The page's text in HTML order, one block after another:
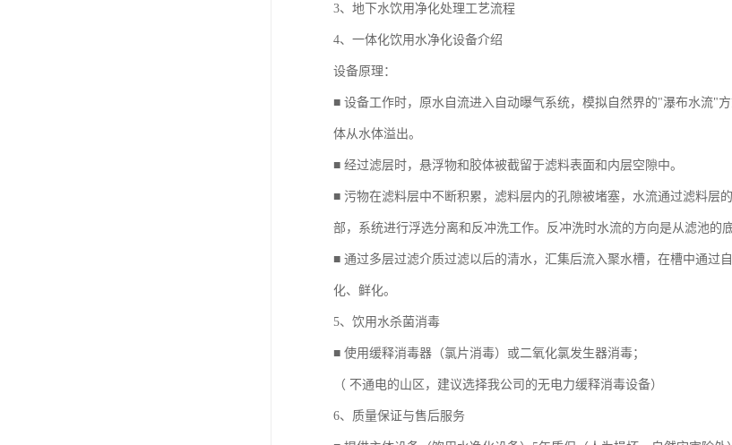
3、地下水饮用净化处理工艺流程
4、一体化饮用水净化设备介绍
设备原理：
■ 设备工作时，原水自流进入自动曝气系统，模拟自然界的"瀑布水流"
体从水体溢出。
■ 经过滤层时，悬浮物和胶体被截留于滤料表面和内层空隙中。
■ 污物在滤料层中不断积累，滤料层内的孔隙被堵塞，水流通过滤料层
部，系统进行浮选分离和反冲洗工作。反冲洗时水流的方向是从滤池的
■ 通过多层过滤介质过滤以后的清水，汇集后流入聚水槽，在槽中通过
化、鲜化。
5、饮用水杀菌消毒
■ 使用缓释消毒器（氯片消毒）或二氧化氯发生器消毒；
（ 不通电的山区，建议选择我公司的无电力缓释消毒设备）
6、质量保证与售后服务